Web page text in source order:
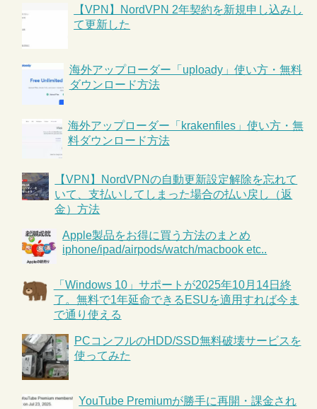
【VPN】NordVPN 2年契約を新規申し込みし
て更新した
海外アップローダー「uploady」使い方・無料
ダウンロード方法
海外アップローダー「krakenfiles」使い方・無
料ダウンロード方法
【VPN】NordVPNの自動更新設定解除を忘れて
いて、支払いしてしまった場合の払い戻し（返
金）方法
Apple製品をお得に買う方法のまとめ
iphone/ipad/airpods/watch/macbook etc..
「Windows 10」サポートが2025年10月14日終
了。無料で1年延命できるESUを適用すれば今ま
で通り使える
PCコンフルのHDD/SSD無料破壊サービスを
使ってみた
YouTube Premiumが勝手に再開・課金され